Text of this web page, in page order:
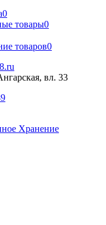
0
товары0
товаров0
вл. 33
Хранение